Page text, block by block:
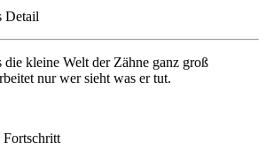
Detail
die kleine Welt der Zähne ganz groß
nur wer sieht was er tut.
Fortschritt